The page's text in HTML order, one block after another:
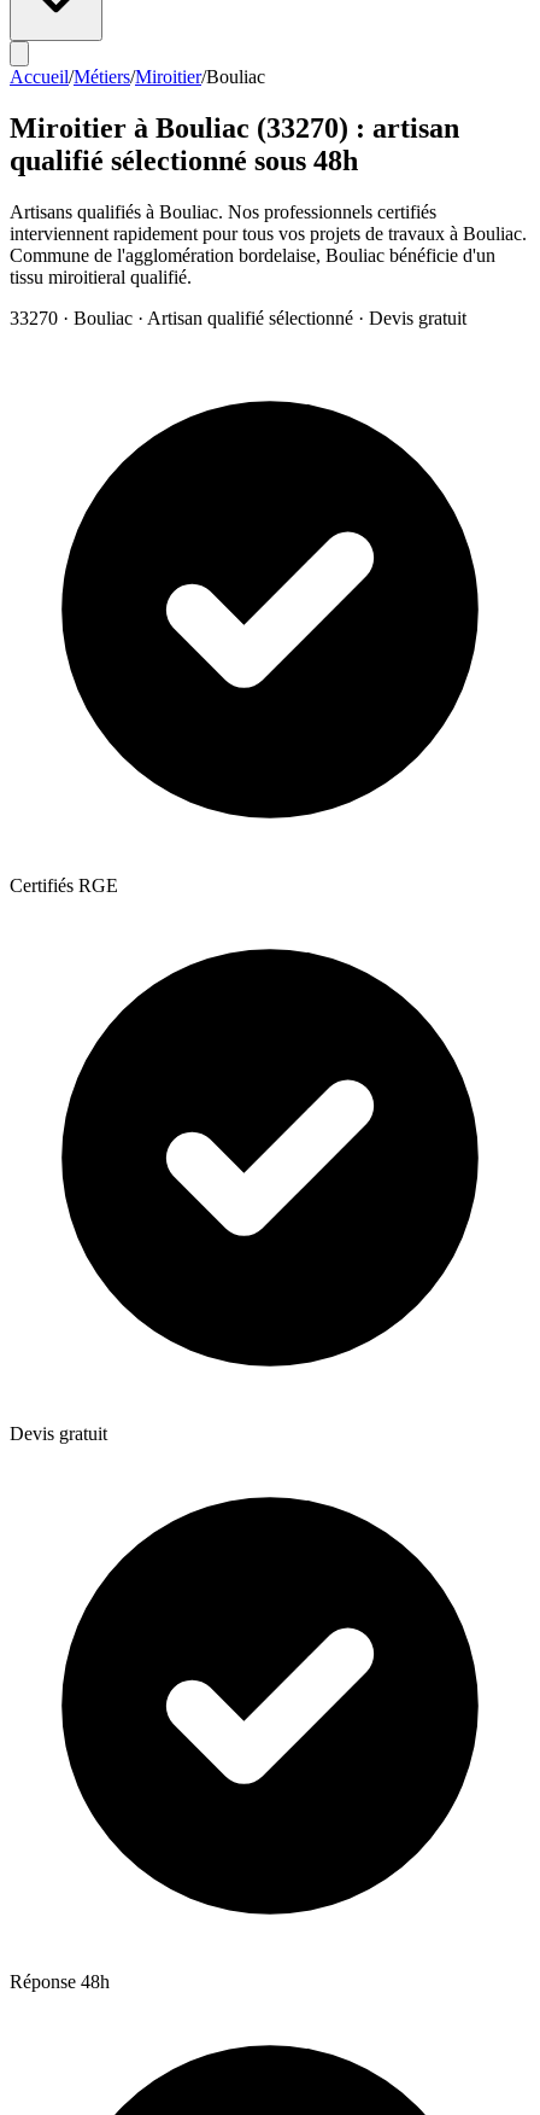
Accueil/Métiers/Miroitier/Bouliac
Miroitier à Bouliac (33270) : artisan
qualifié sélectionné sous 48h
Artisans qualifiés à Bouliac. Nos professionnels certifiés
interviennent rapidement pour tous vos projets de travaux à Bouliac.
Commune de l'agglomération bordelaise, Bouliac bénéficie d'un
tissu miroitieral qualifié.
33270 · Bouliac · Artisan qualifié sélectionné · Devis gratuit
Certifiés RGE
Devis gratuit
Réponse 48h